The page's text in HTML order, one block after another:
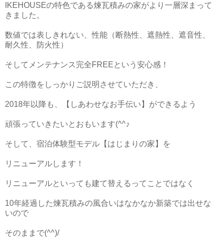
IKEHOUSEの特色である煉瓦積みの家がより一層深まって
きました。
数値では表しきれない、性能（断熱性、遮熱性、遮音性、
耐久性、防火性）
そしてメンテナンス完全FREEという安心感！
この特徴をしっかりご説明させていただき、
2018年以降も、【しあわせなお手伝い】ができるよう
頑張っていきたいとおもいます(^^♪
そして、宿泊体験型モデル【はじまりの家】を
リニューアルします！
リニューアルといっても建て替えるってことではなく
10年経過した煉瓦積みの風合いはなかなか新築では出せな
いので
そのままで(^^)/